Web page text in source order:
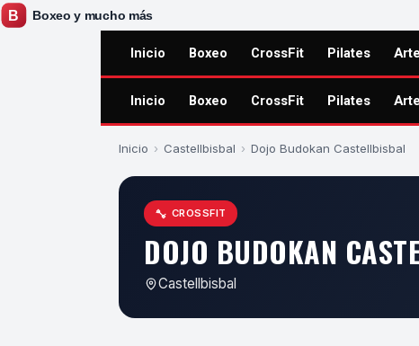
Inicio Boxeo CrossFit Pilates
Inicio Boxeo CrossFit Pilates
Inicio › Castellbisbal › Dojo Budokan Castellbisbal
CROSSFIT
DOJO BUDOKAN
Castellbisbal